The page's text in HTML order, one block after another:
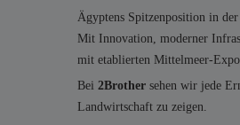
Ägyptens Spitzenposition in
Mit Innovation, moderner
mit etablierten Mittelmeer-
Bei 2Brother sehen wir jede
Landwirtschaft zu zeigen.